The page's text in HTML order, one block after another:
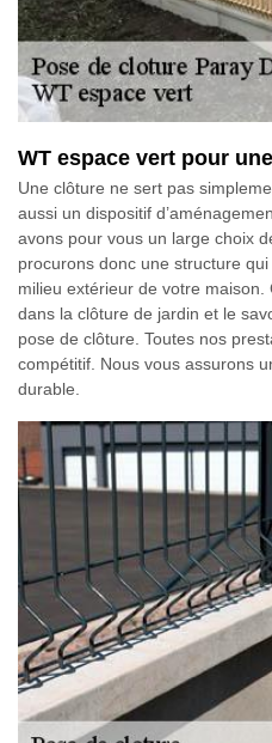
WT espace vert pour
Une clôture ne sert pas
aussi un dispositif
avons pour vous un large choix
procurons donc une structure
milieu extérieur de votre
dans la clôture de jardin et le
pose de clôture. Toutes nos
compétitif. Nous vous assurons
durable.